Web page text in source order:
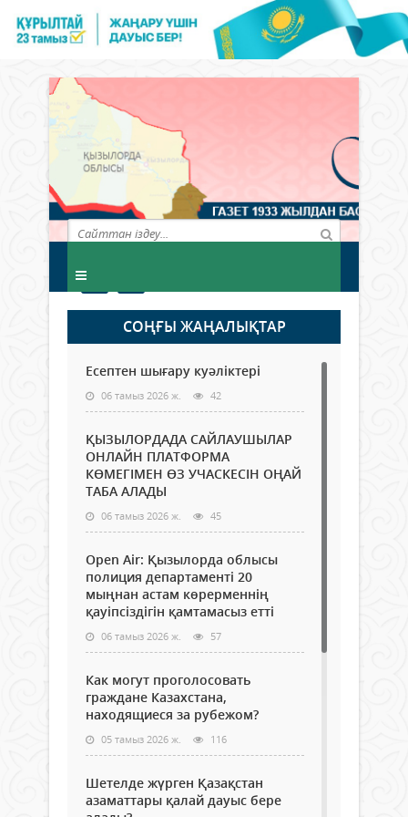
СОҢҒЫ ЖАҢАЛЫҚТАР
Есептен шығару куәліктері
06 тамыз 2026 ж. 42
ҚЫЗЫЛОРДАДА САЙЛАУШЫЛАР
ОНЛАЙН ПЛАТФОРМА
КӨМЕГІМЕН ӨЗ УЧАСКЕСІН ОҢАЙ
ТАБА АЛАДЫ
06 тамыз 2026 ж. 45
Open Air: Қызылорда облысы
полиция департаменті 20
мыңнан астам көрерменнің
қауіпсіздігін қамтамасыз етті
06 тамыз 2026 ж. 57
Как могут проголосовать
граждане Казахстана,
находящиеся за рубежом?
05 тамыз 2026 ж. 116
Шетелде жүрген Қазақстан
азаматтары қалай дауыс бере